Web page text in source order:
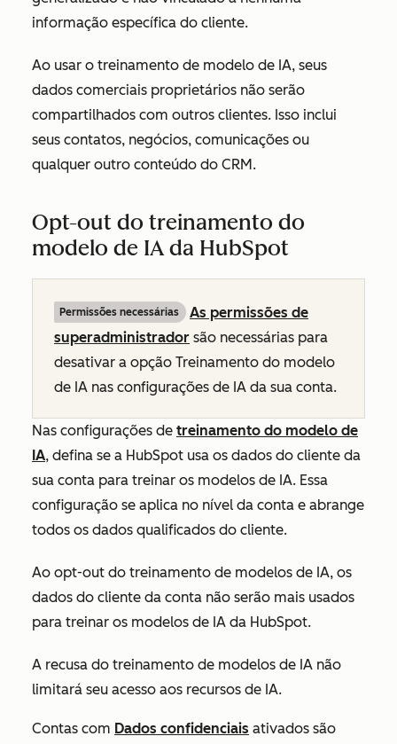
informação específica do cliente.
Ao usar o treinamento de modelo de IA, seus
dados comerciais proprietários não serão
compartilhados com outros clientes. Isso inclui
seus contatos, negócios, comunicações ou
qualquer outro conteúdo do CRM.
Opt-out do treinamento do
modelo de IA da HubSpot
Permissões necessárias
As permissões de
superadministrador são necessárias para
desativar a opção Treinamento do modelo
de IA nas configurações de IA da sua conta.
Nas configurações de treinamento do modelo de
IA, defina se a HubSpot usa os dados do cliente da
sua conta para treinar os modelos de IA. Essa
configuração se aplica no nível da conta e abrange
todos os dados qualificados do cliente.
Ao opt-out do treinamento de modelos de IA, os
dados do cliente da conta não serão mais usados
para treinar os modelos de IA da HubSpot.
A recusa do treinamento de modelos de IA não
limitará seu acesso aos recursos de IA.
Contas com Dados confidenciais ativados são